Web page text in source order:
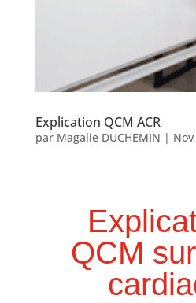
Explication QCM ACR
par Magalie DUCHEMIN |
QCM